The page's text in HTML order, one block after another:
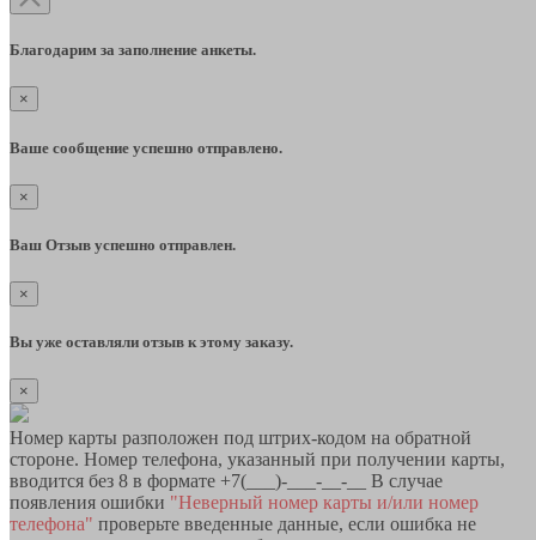
Благодарим за заполнение анкеты.
×
Ваше сообщение успешно отправлено.
×
Ваш Отзыв успешно отправлен.
×
Вы уже оставляли отзыв к этому заказу.
×
Номер карты разположен под штрих-кодом на обратной
стороне. Номер телефона, указанный при получении карты,
вводится без 8 в формате +7(___)-___-__-__ В случае
появления ошибки "Неверный номер карты и/или номер
телефона" проверьте введенные данные, если ошибка не